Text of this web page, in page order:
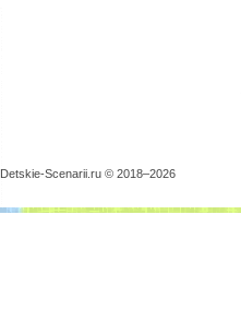
Detskie-Scenarii.ru © 2018–2026